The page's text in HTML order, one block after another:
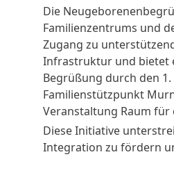
Die
Familienzentrums und
Zugang zu
Infrastruktur und bietet
Begrüßung durch den
Familienstützpunkt
Veranstaltung Raum für
Diese Initiative
Integration zu fördern